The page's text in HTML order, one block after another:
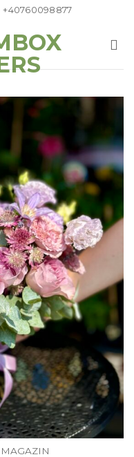
+40760098877
MAGAZIN